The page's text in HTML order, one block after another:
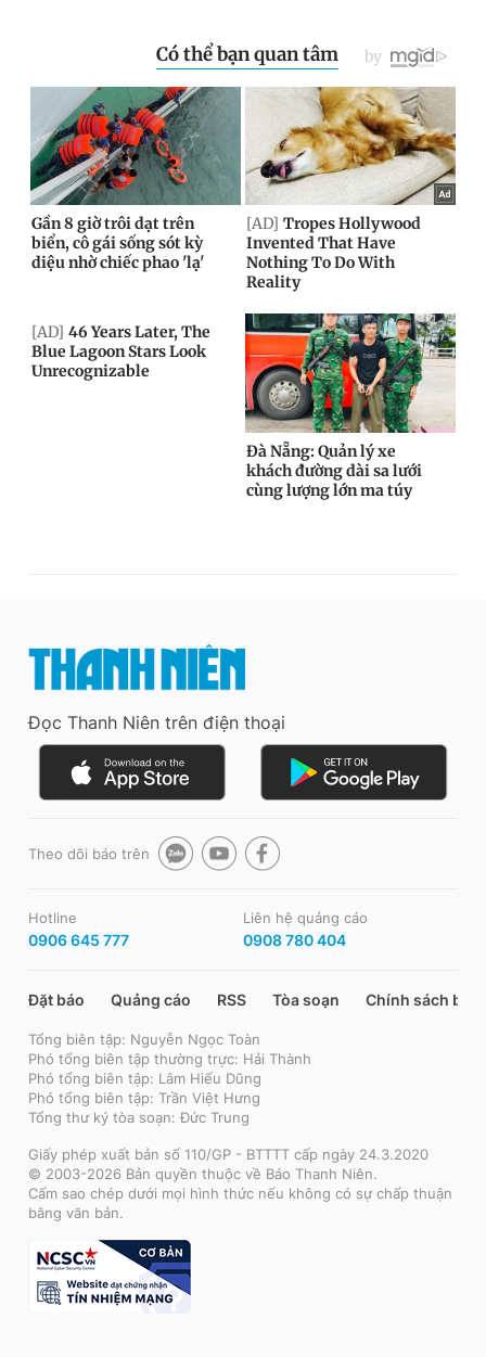
Đọc Thanh Niên trên điện thoại
Theo dõi báo trên
Hotline
0906 645 777
Liên hệ quảng cáo
0908 780 404
Đặt báo Quảng cáo RSS Tòa soạn Chính sách bảo
Tổng biên tập: Nguyễn Ngọc Toàn
Phó tổng biên tập thường trực: Hải Thành
Phó tổng biên tập: Lâm Hiếu Dũng
Phó tổng biên tập: Trần Việt Hưng
Tổng thư ký tòa soạn: Đức Trung
Giấy phép xuất bản số 110/GP - BTTTT cấp ngày 24.3.2020
© 2003-2026 Bản quyền thuộc về Báo Thanh Niên.
Cấm sao chép dưới mọi hình thức nếu không có sự chấp thuận
bằng văn bản.